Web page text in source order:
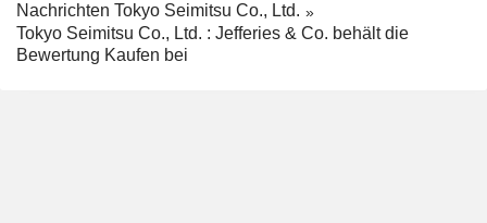
Nachrichten Tokyo Seimitsu Co., Ltd.
Tokyo Seimitsu Co., Ltd. : Jefferies & Co. behält die
Bewertung Kaufen bei